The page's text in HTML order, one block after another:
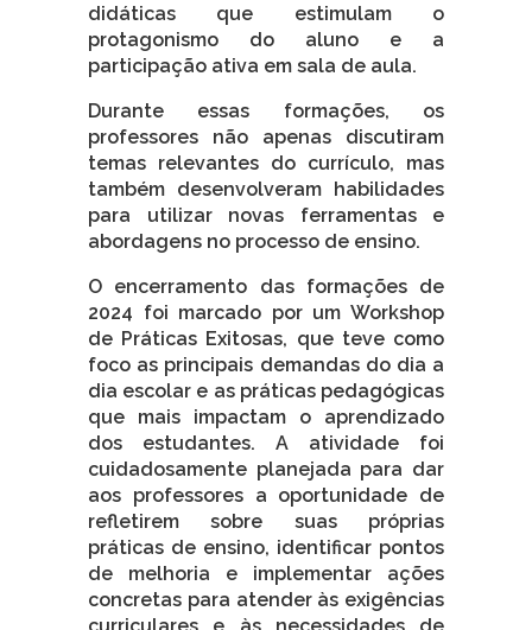
didáticas que estimulam o
protagonismo do aluno e a
participação ativa em sala de aula.
Durante essas formações, os
professores não apenas discutiram
temas relevantes do currículo, mas
também desenvolveram habilidades
para utilizar novas ferramentas e
abordagens no processo de ensino.
O encerramento das formações de
2024 foi marcado por um Workshop
de Práticas Exitosas, que teve como
foco as principais demandas do dia a
dia escolar e as práticas pedagógicas
que mais impactam o aprendizado
dos estudantes. A atividade foi
cuidadosamente planejada para dar
aos professores a oportunidade de
refletirem sobre suas próprias
práticas de ensino, identificar pontos
de melhoria e implementar ações
concretas para atender às exigências